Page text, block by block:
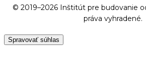
© 2019–2026 Inštitút pre budovanie
práva vyhradené.
Spravovať súhlas